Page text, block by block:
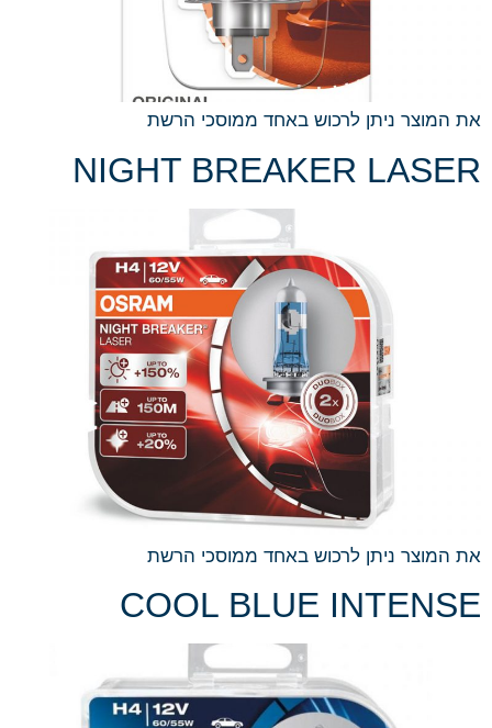
את המוצר ניתן לרכוש באחד ממוסכי הרשת
NIGHT BREAKER LASER
את המוצר ניתן לרכוש באחד ממוסכי הרשת
COOL BLUE INTENSE